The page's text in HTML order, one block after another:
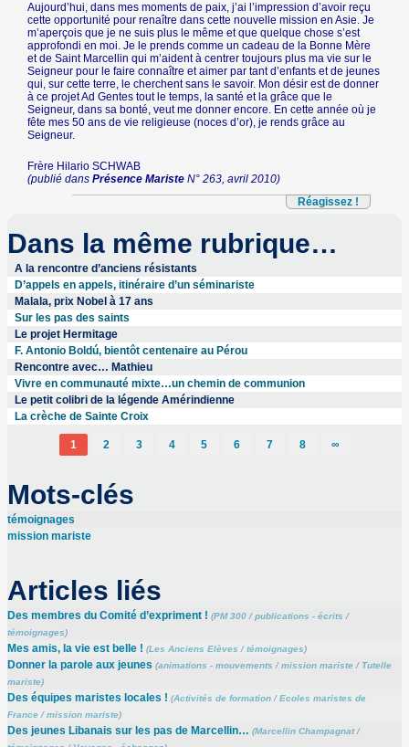
Aujourd’hui, dans mes moments de paix, j’ai l’impression d’avoir reçu
cette opportunité pour renaître dans cette nouvelle mission en Asie. Je
m’aperçois que je ne suis plus le même et que quelque chose s’est
approfondi en moi. Je le prends comme un cadeau de la Bonne Mère
et de Saint Marcellin qui m’aident à centrer toujours plus ma vie sur le
Seigneur pour le faire connaître et aimer par tant d’enfants et de jeunes
qui, sur cette terre, le cherchent sans le savoir. Mon désir est de donner
à ce projet Ad Gentes tout le temps, la santé et la grâce que le
Seigneur, dans sa bonté, veut me donner encore. En cette année où je
fête mes 50 ans de vie religieuse (noces d’or), je rends grâce au
Seigneur.
Frère Hilario SCHWAB
(publié dansPrésence MaristeN° 263, avril 2010)
Réagissez !
Dans la même rubrique…
A la rencontre d’anciens résistants
D’appels en appels, itinéraire d’un séminariste
Malala, prix Nobel à 17 ans
Sur les pas des saints
Le projet Hermitage
F. Antonio Boldú, bientôt centenaire au Pérou
Rencontre avec… Mathieu
Vivre en communauté mixte…un chemin de communion
Le petit colibri de la légende Amérindienne
La crèche de Sainte Croix
1 2 3 4 5 6 7 8 ∞
Mots-clés
témoignages
mission mariste
Articles liés
Des membres du Comité d’expriment ! (PM 300/publications - écrits /
témoignages)
Mes amis, la vie est belle ! (Les Anciens Elèves /témoignages)
Donner la parole aux jeunes (animations - mouvements /mission mariste/ Tutelle
mariste)
Des équipes maristes locales ! (Activités de formation/Ecoles maristes de
France/mission mariste)
Des jeunes Libanais sur les pas de Marcellin… (Marcellin Champagnat/